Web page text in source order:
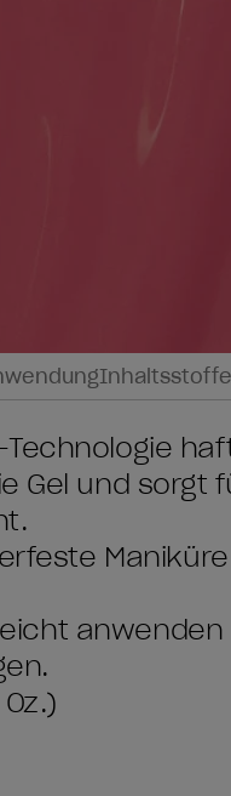
Inhaltsstoffe
Gel und sorgt
Maniküre